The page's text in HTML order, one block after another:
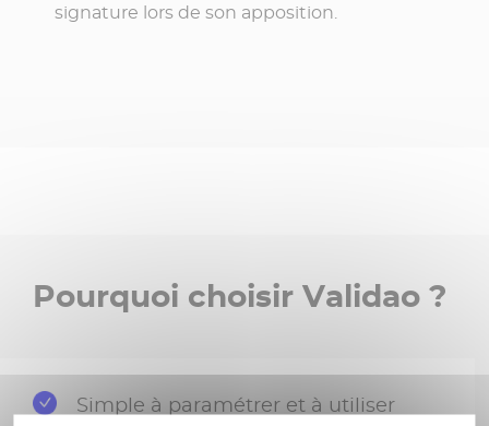
signature lors de son apposition.
Pourquoi choisir Validao ?
Simple à paramétrer et à utiliser